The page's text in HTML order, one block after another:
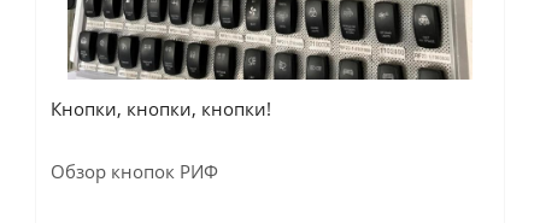
Кнопки, кнопки, кнопки!
Обзор кнопок РИФ